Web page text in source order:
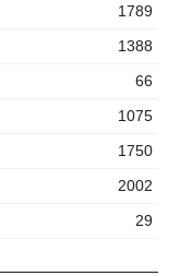
1789
1388
66
1075
1750
2002
29